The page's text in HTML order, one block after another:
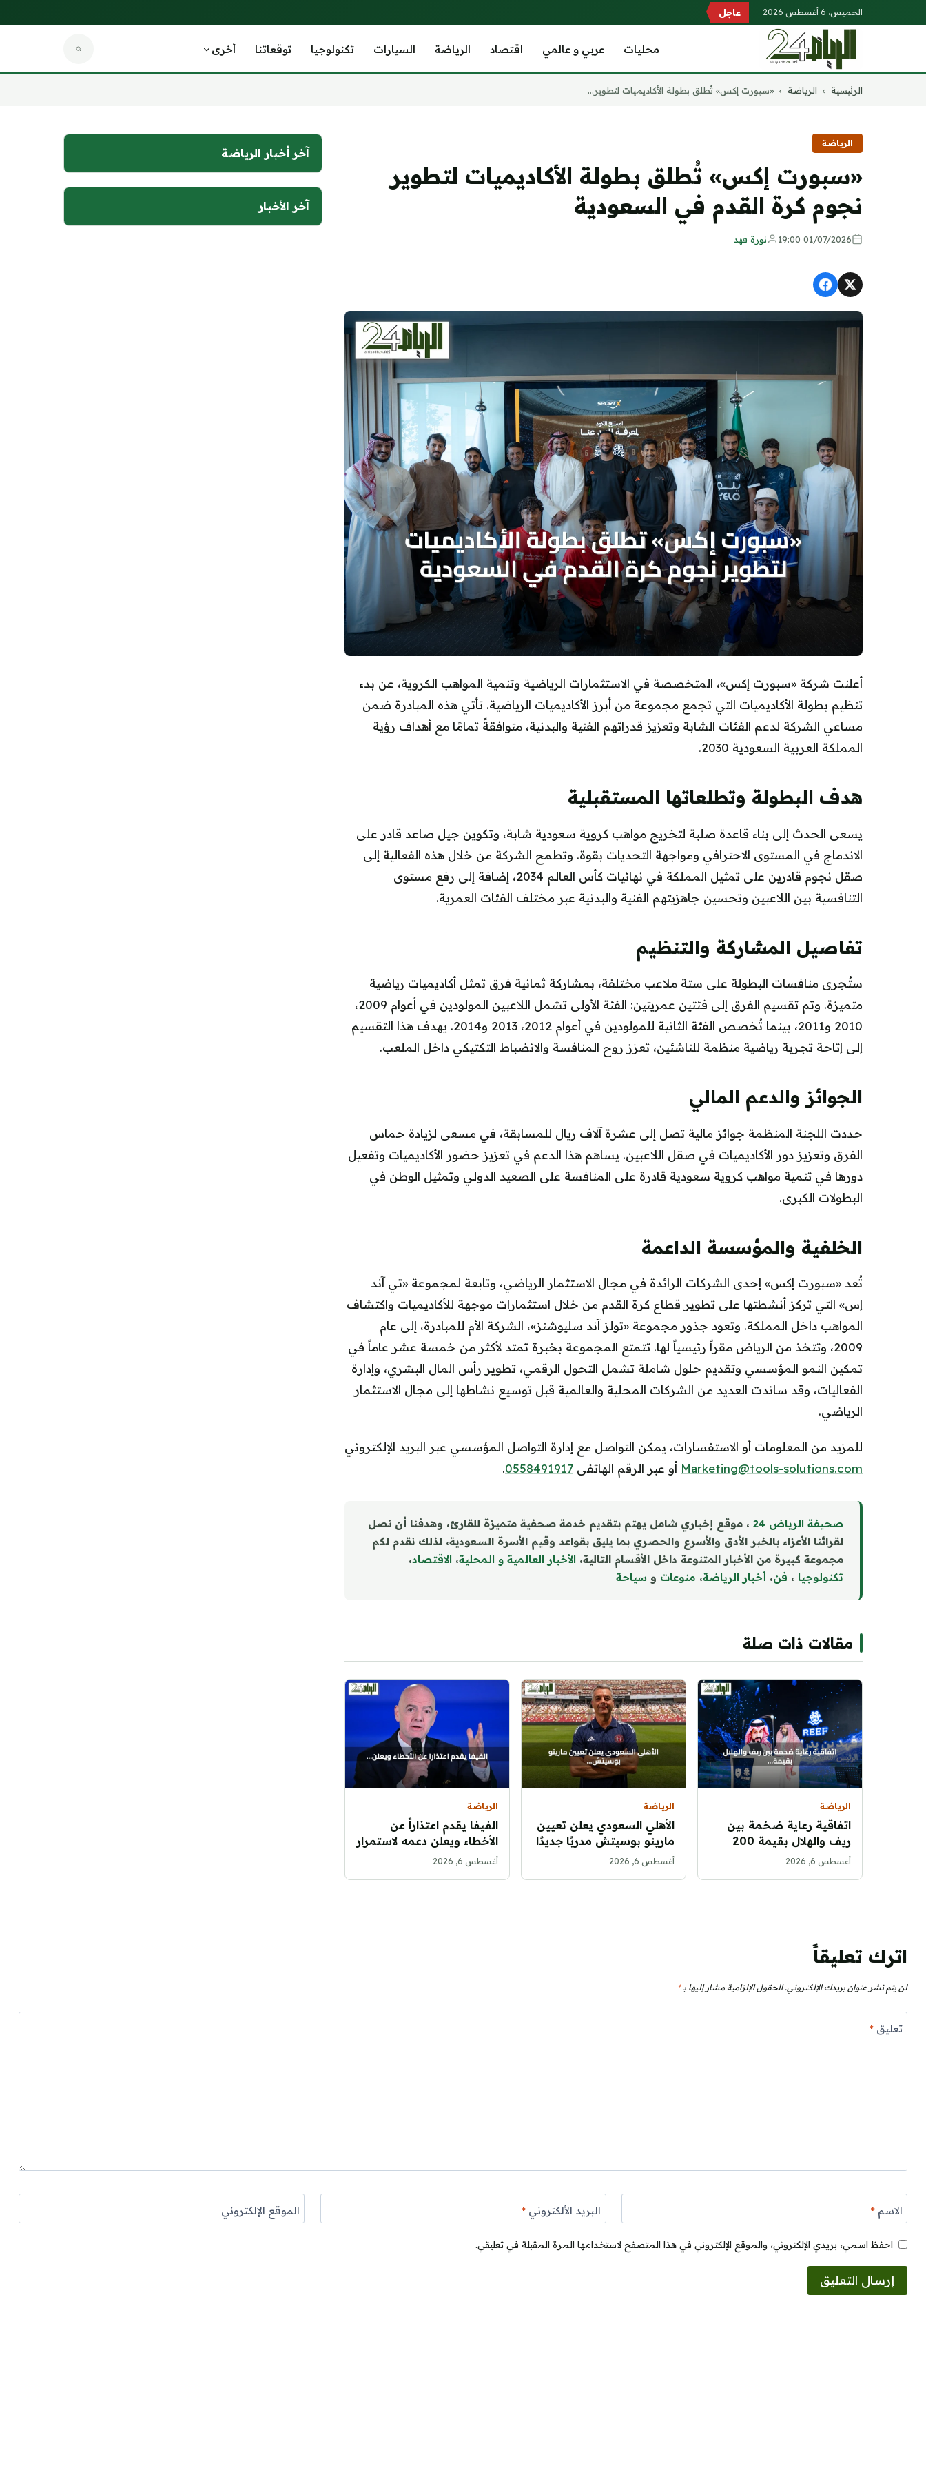
الخميس، 6 أغسطس 2026 عاجل
محليات عربي و عالمي اقتصاد الرياضة السيارات تكنولوجيا توقعاتنا أخرى
الرئيسية › الرياضة › «سبورت إكس» تُطلق بطولة الأكاديميات لتطوير...
الرياضة
«سبورت إكس» تُطلق بطولة الأكاديميات لتطوير
نجوم كرة القدم في السعودية
01/07/2026 19:00 نورة فهد
أعلنت شركة «سبورت إكس»، المتخصصة في الاستثمارات الرياضية وتنمية المواهب الكروية، عن بدء
تنظيم بطولة الأكاديميات التي تجمع مجموعة من أبرز الأكاديميات الرياضية. تأتي هذه المبادرة ضمن
مساعي الشركة لدعم الفئات الشابة وتعزيز قدراتهم الفنية والبدنية، متوافقةً تمامًا مع أهداف رؤية
المملكة العربية السعودية 2030.
هدف البطولة وتطلعاتها المستقبلية
يسعى الحدث إلى بناء قاعدة صلبة لتخريج مواهب كروية سعودية شابة، وتكوين جيل صاعد قادر على
الاندماج في المستوى الاحترافي ومواجهة التحديات بقوة. وتطمح الشركة من خلال هذه الفعالية إلى
صقل نجوم قادرين على تمثيل المملكة في نهائيات كأس العالم 2034، إضافة إلى رفع مستوى
التنافسية بين اللاعبين وتحسين جاهزيتهم الفنية والبدنية عبر مختلف الفئات العمرية.
تفاصيل المشاركة والتنظيم
ستُجرى منافسات البطولة على ستة ملاعب مختلفة، بمشاركة ثمانية فرق تمثل أكاديميات رياضية
متميزة. وتم تقسيم الفرق إلى فئتين عمريتين: الفئة الأولى تشمل اللاعبين المولودين في أعوام 2009،
2010 و2011، بينما تُخصص الفئة الثانية للمولودين في أعوام 2012، 2013 و2014. يهدف هذا التقسيم
إلى إتاحة تجربة رياضية منظمة للناشئين، تعزز روح المنافسة والانضباط التكتيكي داخل الملعب.
الجوائز والدعم المالي
حددت اللجنة المنظمة جوائز مالية تصل إلى عشرة آلاف ريال للمسابقة، في مسعى لزيادة حماس
الفرق وتعزيز دور الأكاديميات في صقل اللاعبين. يساهم هذا الدعم في تعزيز حضور الأكاديميات وتفعيل
دورها في تنمية مواهب كروية سعودية قادرة على المنافسة على الصعيد الدولي وتمثيل الوطن في
البطولات الكبرى.
الخلفية والمؤسسة الداعمة
تُعد «سبورت إكس» إحدى الشركات الرائدة في مجال الاستثمار الرياضي، وتابعة لمجموعة «تي آند
إس» التي تركز أنشطتها على تطوير قطاع كرة القدم من خلال استثمارات موجهة للأكاديميات واكتشاف
المواهب داخل المملكة. وتعود جذور مجموعة «تولز آند سليوشنز»، الشركة الأم للمبادرة، إلى عام
2009، وتتخذ من الرياض مقراً رئيسياً لها. تتمتع المجموعة بخبرة تمتد لأكثر من خمسة عشر عاماً في
تمكين النمو المؤسسي وتقديم حلول شاملة تشمل التحول الرقمي، تطوير رأس المال البشري، وإدارة
الفعاليات، وقد ساندت العديد من الشركات المحلية والعالمية قبل توسيع نشاطها إلى مجال الاستثمار
الرياضي.
للمزيد من المعلومات أو الاستفسارات، يمكن التواصل مع إدارة التواصل المؤسسي عبر البريد الإلكتروني
Marketing@tools-solutions.com أو عبر الرقم الهاتفى 0558491917
.
صحيفة الرياض 24
، موقع إخباري شامل يهتم بتقديم خدمة صحفية متميزة للقارئ، وهدفنا أن نصل
لقرائنا الأعزاء بالخبر الأدق والأسرع والحصري بما يليق بقواعد وقيم الأسرة السعودية، لذلك نقدم لكم
مجموعة كبيرة من الأخبار المتنوعة داخل الأقسام التالية، الأخبار العالمية و المحلية، الاقتصاد،
تكنولوجيا ، فن، أخبار الرياضة، منوعات و سياحة
مقالات ذات صلة
الرياضة
اتفاقية رعاية ضخمة بين
ريف والهلال بقيمة 200
مليون ريال حتى 2031
أغسطس 6, 2026
الرياضة
الأهلي السعودي يعلن تعيين
مارينو بوسيتش مدربًا جديدًا
حتى صيف 2028
أغسطس 6, 2026
الرياضة
الفيفا يقدم اعتذاراً عن
الأخطاء ويعلن دعمه لاستمرار
إنفانتينو في الرئاسة
أغسطس 6, 2026
آخر أخبار الرياضة
آخر الأخبار
اترك تعليقاً
لن يتم نشر عنوان بريدك الإلكتروني. الحقول الإلزامية مشار إليها بـ*
تعليق*
الاسم* البريد الألكتروني * الموقع الإلكتروني
احفظ اسمي، بريدي الإلكتروني، والموقع الإلكتروني في هذا المتصفح لاستخدامها المرة المقبلة في تعليقي.